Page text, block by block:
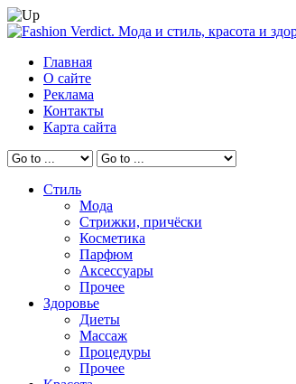
Главная
О сайте
Реклама
Контакты
Карта сайта
Стиль
Мода
Стрижки, причёски
Косметика
Парфюм
Аксессуары
Прочее
Здоровье
Диеты
Массаж
Процедуры
Прочее